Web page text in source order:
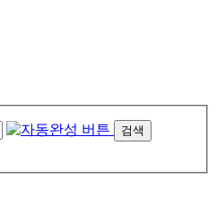
검색